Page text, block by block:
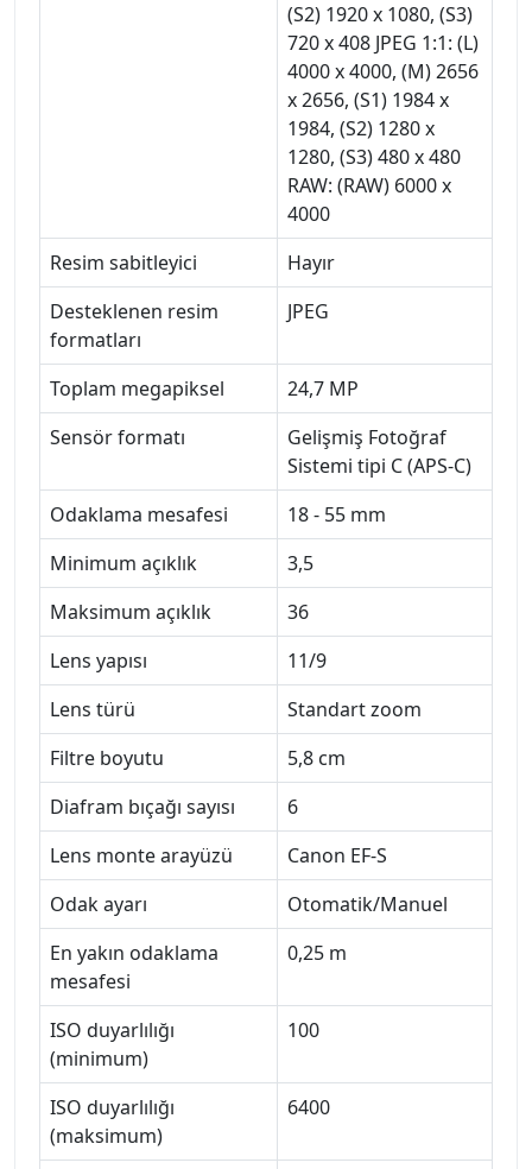
(S2) 1920 x 1080, (S3)
720 x 408 JPEG 1:1: (L)
4000 x 4000, (M) 2656
x 2656, (S1) 1984 x
1984, (S2) 1280 x
1280, (S3) 480 x 480
RAW: (RAW) 6000 x
4000
Resim sabitleyici
Hayır
Desteklenen resim
formatları
JPEG
Toplam megapiksel
24,7 MP
Sensör formatı
Gelişmiş Fotoğraf
Sistemi tipi C (APS-C)
Odaklama mesafesi
18 - 55 mm
Minimum açıklık
3,5
Maksimum açıklık
36
Lens yapısı
11/9
Lens türü
Standart zoom
Filtre boyutu
5,8 cm
Diafram bıçağı sayısı
6
Lens monte arayüzü
Canon EF-S
Odak ayarı
Otomatik/Manuel
En yakın odaklama
mesafesi
0,25 m
ISO duyarlılığı
(minimum)
100
ISO duyarlılığı
(maksimum)
6400